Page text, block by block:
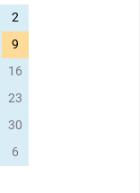
2
9
16
23
30
6